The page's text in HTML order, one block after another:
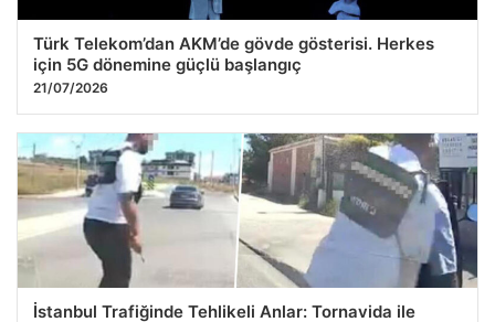
Türk Telekom’dan AKM’de gövde gösterisi. Herkes
için 5G dönemine güçlü başlangıç
21/07/2026
İstanbul Trafiğinde Tehlikeli Anlar: Tornavida ile